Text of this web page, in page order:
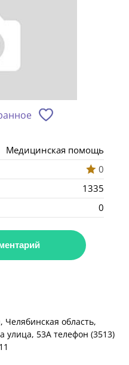
Медицинская помощь
0
1335
0
Челябинская область,
улица, 53А телефон (3513)